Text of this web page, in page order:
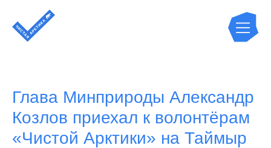
Глава Минприроды Александр
Козлов приехал к волонтёрам
«Чистой Арктики» на Таймыр